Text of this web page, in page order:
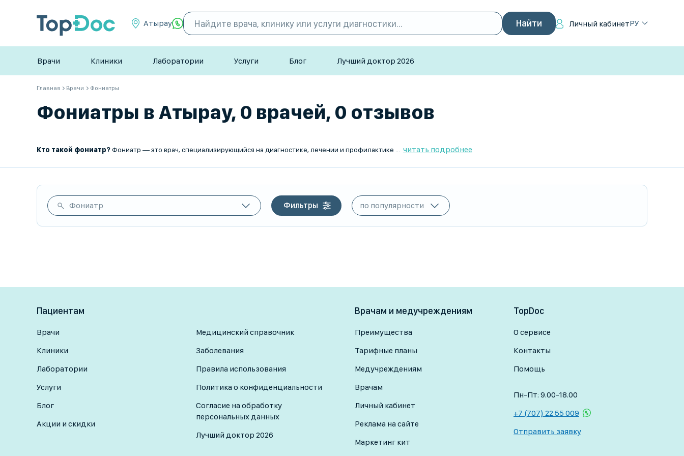
Атырау Личный кабинетРУ
Врачи Клиники Лаборатории Услуги Блог Лучший доктор 2026
Главная Врачи Фониатры
Фониатры в Атырау, 0 врачей, 0 отзывов
Кто такой фониатр?Фониатр — это врач, специализирующийся на диагностике, лечении и профилактике заболеваний голосового аппарата. Он помогает людям, чья профессиональная деятельность связана с голосом: певцам, актерам, дикторам, преподавателям и другим специалистам, а также пациентам с нарушениями речи и голоса. читать подробнее
Фониатр Фильтры
Пациентам
Врачи
Клиники
Лаборатории
Услуги
Блог
Акции и скидки
Медицинский справочник
Заболевания
Правила использования
Политика о конфиденциальности
Согласие на обработку
персональных данных
Лучший доктор 2026
Врачам и медучреждениям
Преимущества
Тарифные планы
Медучреждениям
Врачам
Личный кабинет
Реклама на сайте
Маркетинг кит
TopDoc
О сервисе
Контакты
Помощь
Пн-Пт: 9.00-18.00
+7 (707) 22 55 009
Отправить заявку